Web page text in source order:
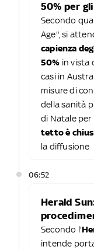
50% per
Secondo
Age", si
capienza
50% in vista
casi in
misure di
della sanità
di Natale per
tetto è
la diffusione
06:52
Herald
Secondo l'
intende